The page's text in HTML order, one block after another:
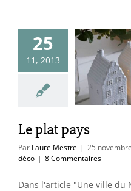
25
11, 2013
pays
& idées
Le plat pays
Par Laure Mestre | 25
déco | 8 Commentaires
Dans l'article "Une ville du